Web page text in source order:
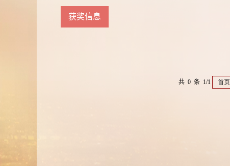
获奖信息
共 0 条 1/1 首页